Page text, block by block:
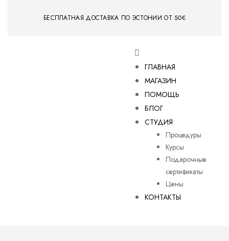
БЕСПЛАТНАЯ ДОСТАВКА ПО ЭСТОНИИ ОТ 50€
ГЛАВНАЯ
МАГАЗИН
ПОМОЩЬ
БЛОГ
СТУДИЯ
Процедуры
Курсы
Подарочные
сертификаты
Цены
КОНТАКТЫ